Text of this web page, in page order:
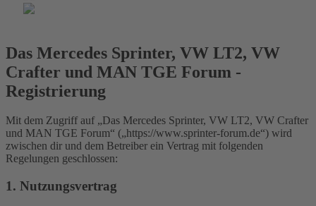
Das Mercedes Sprinter, VW LT2, VW
Crafter und MAN TGE Forum -
Registrierung
Mit dem Zugriff auf „Das Mercedes Sprinter, VW LT2, VW Crafter
und MAN TGE Forum“ („https://www.sprinter-forum.de“) wird
zwischen dir und dem Betreiber ein Vertrag mit folgenden
Regelungen geschlossen:
1. Nutzungsvertrag